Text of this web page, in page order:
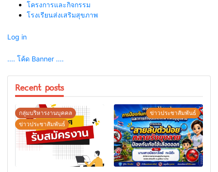
โครงการและกิจกรรม
โรงเรียนส่งเสริมสุขภาพ
Log in
.... โค้ด Banner ....
Recent posts
กลุ่มบริหารงานบุคคล
ข่าวประชาสัมพันธ์
ข่าวประชาสัมพันธ์